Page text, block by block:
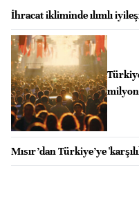
İhracat ikliminde ılımlı
Mısır’dan Türkiye’ye